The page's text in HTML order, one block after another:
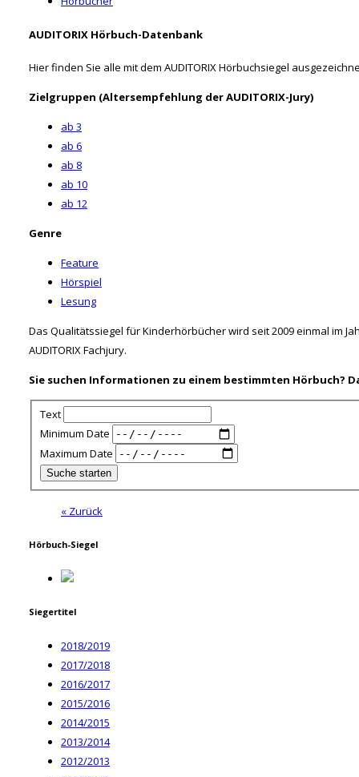
AUDITORIX Hörbuch-Datenbank
Hier finden Sie alle mit dem AUDITORIX Hörbuchsiegel
Zielgruppen (Altersempfehlung der AUDITORIX-Jury)
ab 3
ab 6
ab 8
ab 10
ab 12
Genre
Feature
Hörspiel
Lesung
Das Qualitätssiegel für Kinderhörbücher wird seit 2009 einmal im
AUDITORIX Fachjury.
Sie suchen Informationen zu einem bestimmten Hörbuch?
Text
Minimum Date
Maximum Date
« Zurück
Hörbuch-Siegel
Siegertitel
2018/2019
2017/2018
2016/2017
2015/2016
2014/2015
2013/2014
2012/2013